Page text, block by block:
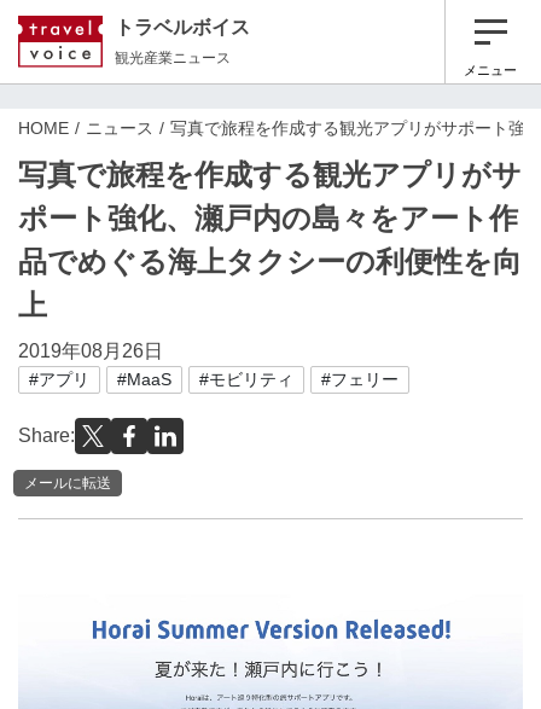
トラベルボイス
観光産業ニュース
メニュー
HOME ニュース 写真で旅程を作成する観光アプリがサポート強
写真で旅程を作成する観光アプリがサ
ポート強化、瀬戸内の島々をアート作
品でめぐる海上タクシーの利便性を向
上
2019年08月26日
#アプリ #MaaS #モビリティ #フェリー
Share:
メールに転送